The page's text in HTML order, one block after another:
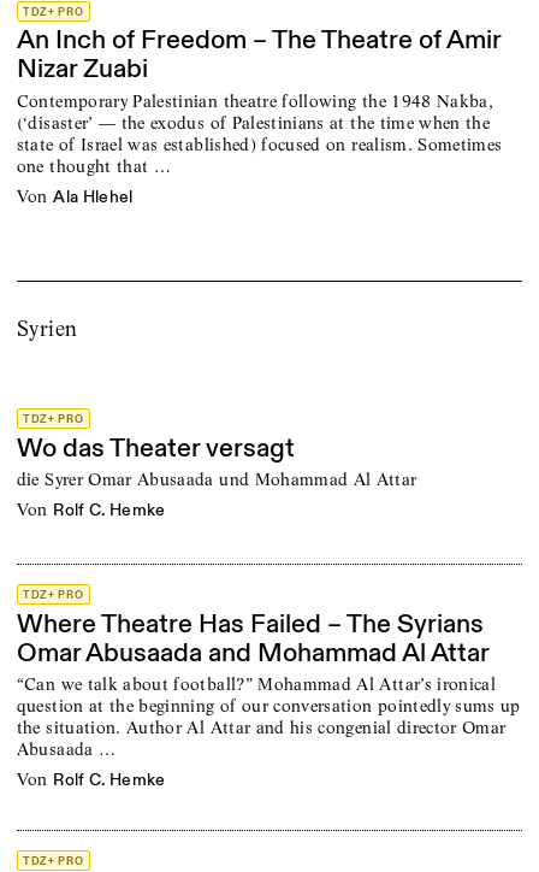
TDZ+ PRO
An Inch of Freedom – The Theatre of Amir
Nizar Zuabi
Contemporary Palestinian theatre following the 1948 Nakba,
(‘disaster’ — the exodus of Palestinians at the time when the
state of Israel was established) focused on realism. Sometimes
one thought that …
von Ala Hlehel
Syrien
TDZ+ PRO
Wo das Theater versagt
die Syrer Omar Abusaada und Mohammad Al Attar
von Rolf C. Hemke
TDZ+ PRO
Where Theatre Has Failed – The Syrians
Omar Abusaada and Mohammad Al Attar
“Can we talk about football?” Mohammad Al Attar’s ironical
question at the beginning of our conversation pointedly sums up
the situation. Author Al Attar and his congenial director Omar
Abusaada …
von Rolf C. Hemke
TDZ+ PRO